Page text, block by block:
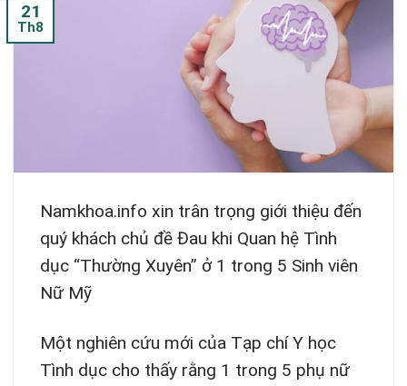
21
Th8
Namkhoa.info xin trân trọng giới thiệu đến
quý khách chủ đề Đau khi Quan hệ Tình
dục “Thường Xuyên” ở 1 trong 5 Sinh viên
Nữ Mỹ
Một nghiên cứu mới của Tạp chí Y học
Tình dục cho thấy rằng 1 trong 5 phụ nữ